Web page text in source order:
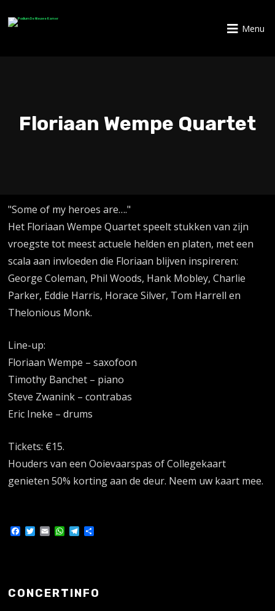
Menu
Floriaan Wempe Quartet
"Some of my heroes are…."
Het Floriaan Wempe Quartet speelt stukken van zijn
vroegste tot meest actuele helden en platen, met een
scala aan invloeden die Floriaan blijven inspireren:
George Coleman, Phil Woods, Hank Mobley, Charlie
Parker, Eddie Harris, Horace Silver, Tom Harrell en
Thelonious Monk.
Line-up:
Floriaan Wempe – saxofoon
Timothy Banchet – piano
Steve Zwanink – contrabas
Eric Ineke – drums
Tickets: €15.
Houders van een Ooievaarspas of Collegekaart
genieten 50% korting aan de deur. Neem uw kaart mee.
Facebook
TwitterEmailWhatsApp
Telegram
CONCERTINFO